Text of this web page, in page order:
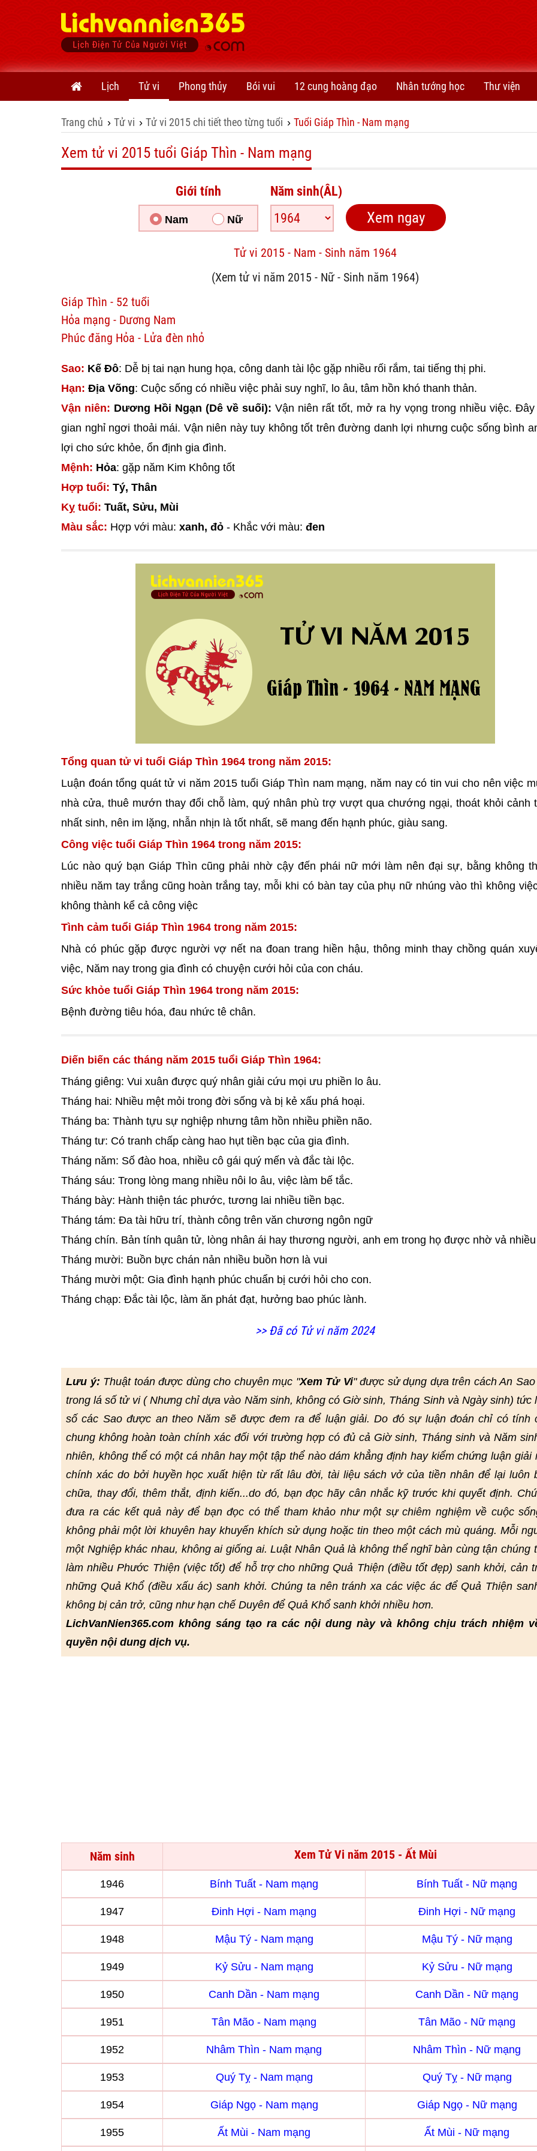
Lịch Tử vi Phong thủy Bói vui 12 cung hoàng đạo Nhân tướng học Thư viện
Trang chủ › Tử vi › Tử vi 2015 chi tiết theo từng tuổi › Tuổi Giáp Thìn - Nam mạng
Xem tử vi 2015 tuổi Giáp Thìn - Nam mạng
Giới tính
Nam Nữ
Năm sinh(ÂL)
Tử vi 2015 - Nam - Sinh năm 1964
(Xem tử vi năm 2015 - Nữ - Sinh năm 1964)
Giáp Thìn - 52 tuổi
Hỏa mạng - Dương Nam
Phúc đăng Hỏa - Lửa đèn nhỏ
Sao: Kế Đô: Dễ bị tai nạn hung họa, công danh tài lộc gặp nhiều rối rắm, tai tiếng thị phi.
Hạn: Địa Võng: Cuộc sống có nhiều việc phải suy nghĩ, lo âu, tâm hồn khó thanh thản.
Vận niên: Dương Hồi Ngạn (Dê về suối): Vận niên rất tốt, mở ra hy vọng trong nhiều việc.
gian nghỉ ngơi thoải mái. Vận niên này tuy không tốt trên đường danh lợi nhưng cuộc sống bình
lợi cho sức khỏe, ổn định gia đình.
Mệnh: Hỏa: gặp năm Kim Không tốt
Hợp tuổi: Tý, Thân
Kỵ tuổi: Tuất, Sửu, Mùi
Màu sắc: Hợp với màu: xanh, đỏ - Khắc với màu: đen
Tổng quan tử vi tuổi Giáp Thìn 1964 trong năm 2015:
Luận đoán tổng quát tử vi năm 2015 tuổi Giáp Thìn nam mạng, năm nay có tin vui cho nên việc
nhà cửa, thuê mướn thay đổi chỗ làm, quý nhân phù trợ vượt qua chướng ngại, thoát khỏi cảnh
nhất sinh, nên im lặng, nhẫn nhịn là tốt nhất, sẽ mang đến hạnh phúc, giàu sang.
Công việc tuổi Giáp Thìn 1964 trong năm 2015:
Lúc nào quý bạn Giáp Thìn cũng phải nhờ cậy đến phái nữ mới làm nên đại sự, bằng không
nhiều năm tay trắng cũng hoàn trắng tay, mỗi khi có bàn tay của phụ nữ nhúng vào thì không
không thành kể cả công việc
Tình cảm tuổi Giáp Thìn 1964 trong năm 2015:
Nhà có phúc gặp được người vợ nết na đoan trang hiền hậu, thông minh thay chồng quán
việc, Năm nay trong gia đình có chuyện cưới hỏi của con cháu.
Sức khỏe tuổi Giáp Thìn 1964 trong năm 2015:
Bệnh đường tiêu hóa, đau nhức tê chân.
Diến biến các tháng năm 2015 tuổi Giáp Thìn 1964:
Tháng giêng: Vui xuân được quý nhân giải cứu mọi ưu phiền lo âu.
Tháng hai: Nhiều mệt mỏi trong đời sống và bị kẻ xấu phá hoại.
Tháng ba: Thành tựu sự nghiệp nhưng tâm hồn nhiều phiền não.
Tháng tư: Có tranh chấp càng hao hụt tiền bạc của gia đình.
Tháng năm: Số đào hoa, nhiều cô gái quý mến và đắc tài lộc.
Tháng sáu: Trong lòng mang nhiều nôi lo âu, việc làm bế tắc.
Tháng bày: Hành thiện tác phước, tương lai nhiều tiền bạc.
Tháng tám: Đa tài hữu trí, thành công trên văn chương ngôn ngữ
Tháng chín. Bản tính quân tử, lòng nhân ái hay thương người, anh em trong họ được nhờ vả nhiều
Tháng mười: Buồn bực chán nản nhiều buồn hơn là vui
Tháng mười một: Gia đình hạnh phúc chuẩn bị cưới hỏi cho con.
Tháng chạp: Đắc tài lộc, làm ăn phát đạt, hưởng bao phúc lành.
>> Đã có Tử vi năm 2024
Lưu ý: Thuật toán được dùng cho chuyên mục "Xem Tử Vi" được sử dụng dựa trên cách An
trong lá số tử vi ( Nhưng chỉ dựa vào Năm sinh, không có Giờ sinh, Tháng Sinh và Ngày sinh) tức
số các Sao được an theo Năm sẽ được đem ra để luận giải. Do đó sự luận đoán chỉ có tính
chung không hoàn toàn chính xác đối với trường hợp có đủ cả Giờ sinh, Tháng sinh và Năm
nhiên, không thể có một cá nhân hay một tập thể nào dám khẳng định hay kiểm chứng luận giải
chính xác do bởi huyền học xuất hiện từ rất lâu đời, tài liệu sách vở của tiền nhân để lại luôn
chữa, thay đổi, thêm thắt, định kiến...do đó, bạn đọc hãy cân nhắc kỹ trước khi quyết định.
đưa ra các kết quả này để bạn đọc có thể tham khảo như một sự chiêm nghiệm về cuộc
không phải một lời khuyên hay khuyến khích sử dụng hoặc tin theo một cách mù quáng. Mỗi
một Nghiệp khác nhau, không ai giống ai. Luật Nhân Quả là không thể nghĩ bàn cùng tận chúng
làm nhiều Phước Thiện (việc tốt) để hỗ trợ cho những Quả Thiện (điều tốt đẹp) sanh khởi, cản
những Quả Khổ (điều xấu ác) sanh khởi. Chúng ta nên tránh xa các việc ác để Quả Thiện
không bị cản trở, cũng như hạn chế Duyên để Quả Khổ sanh khởi nhiều hơn.
LichVanNien365.com không sáng tạo ra các nội dung này và không chịu trách nhiệm
quyền nội dung dịch vụ.
Năm sinh Xem Tử Vi năm 2015 - Ất Mùi
1946 Bính Tuất - Nam mạng Bính Tuất - Nữ mạng
1947 Đinh Hợi - Nam mạng Đinh Hợi - Nữ mạng
1948 Mậu Tý - Nam mạng Mậu Tý - Nữ mạng
1949 Kỷ Sửu - Nam mạng Kỷ Sửu - Nữ mạng
1950 Canh Dần - Nam mạng Canh Dần - Nữ mạng
1951 Tân Mão - Nam mạng Tân Mão - Nữ mạng
1952 Nhâm Thìn - Nam mạng Nhâm Thìn - Nữ mạng
1953 Quý Tỵ - Nam mạng Quý Tỵ - Nữ mạng
1954 Giáp Ngọ - Nam mạng Giáp Ngọ - Nữ mạng
1955 Ất Mùi - Nam mạng Ất Mùi - Nữ mạng